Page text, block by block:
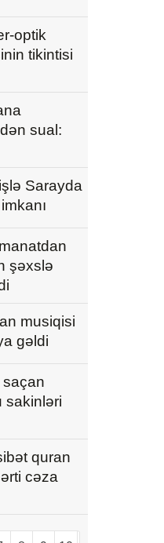
optik
tikintisi
sual:
Sarayda
şəxslə
musiqisi
gəldi
saçan
sakinləri
quran
cəza